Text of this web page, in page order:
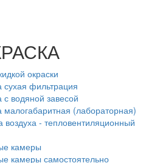
окраски
сухая фильтрация
водяной завесой
малогабаритная (лабораторная)
воздуха - тепловентиляционный
камеры
камеры самостоятельно